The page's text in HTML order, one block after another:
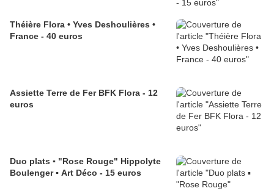
Théière Flora • Yves Deshoulières •
France - 40 euros
Assiette Terre de Fer BFK Flora - 12
euros
Duo plats ▪︎ "Rose Rouge" Hippolyte
Boulenger ▪︎ Art Déco - 15 euros